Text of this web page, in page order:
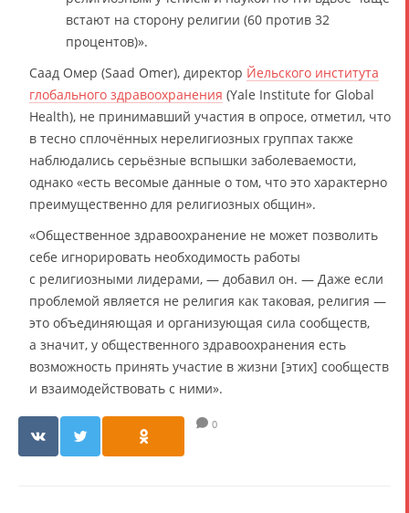
встают на сторону религии (60 против 32
процентов)».
Саад Омер (Saad Omer), директор Йельского института
глобального здравоохранения (Yale Institute for Global
Health), не принимавший участия в опросе, отметил, что
в тесно сплочённых нерелигиозных группах также
наблюдались серьёзные вспышки заболеваемости,
однако «есть весомые данные о том, что это характерно
преимущественно для религиозных общин».
«Общественное здравоохранение не может позволить
себе игнорировать необходимость работы
с религиозными лидерами, — добавил он. — Даже если
проблемой является не религия как таковая, религия —
это объединяющая и организующая сила сообществ,
а значит, у общественного здравоохранения есть
возможность принять участие в жизни [этих] сообществ
и взаимодействовать с ними».
0